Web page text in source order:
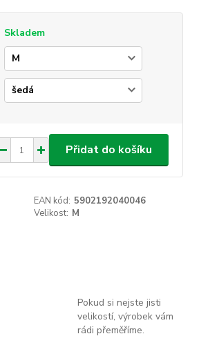
Skladem
Přidat do košíku
EAN kód: 5902192040046
Velikost: M
Pokud si nejste jisti
velikostí, výrobek vám
rádi přeměříme.